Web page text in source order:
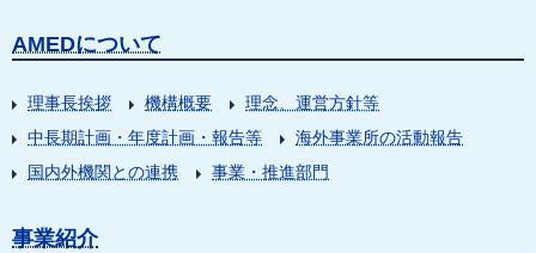
AMEDについて
理事長挨拶 機構概要
理念、運営方針等
中長期計画・年度計画・報告等
海外事業所の活動報告
国内外機関との連携
事業・推進部門
事業紹介